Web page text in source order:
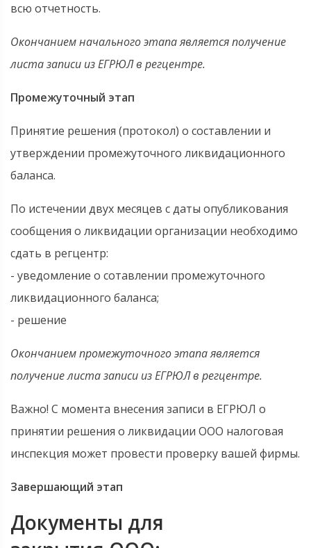
всю отчетность.
Окончанием начального этапа является получение
листа записи из ЕГРЮЛ в регцентре.
Промежуточный этап
Принятие решения (протокол) о составлении и
утверждении промежуточного ликвидационного
баланса.
По истечении двух месяцев с даты опубликования
сообщения о ликвидации организации необходимо
сдать в регцентр:
- уведомление о сотавлении промежуточного
ликвидационного баланса;
- решение
Окончанием промежуточного этапа является
получение листа записи из ЕГРЮЛ в регцентре.
Важно! С момента внесения записи в ЕГРЮЛ о
принятии решения о ликвидации ООО налоговая
инспекция может провести проверку вашей фирмы.
Завершающий этап
Документы для